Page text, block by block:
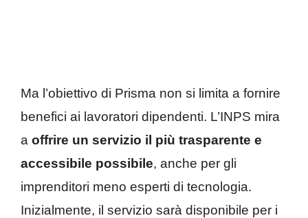
Ma l’obiettivo di Prisma non si limita a fornire
benefici ai lavoratori dipendenti. L’INPS mira
a offrire un servizio il più trasparente e
accessibile possibile, anche per gli
imprenditori meno esperti di tecnologia.
Inizialmente, il servizio sarà disponibile per i